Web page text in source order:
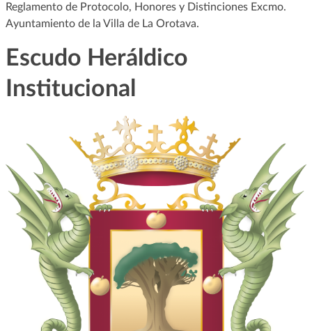
Reglamento de Protocolo, Honores y Distinciones Excmo.
Ayuntamiento de la Villa de La Orotava.
Escudo Heráldico
Institucional